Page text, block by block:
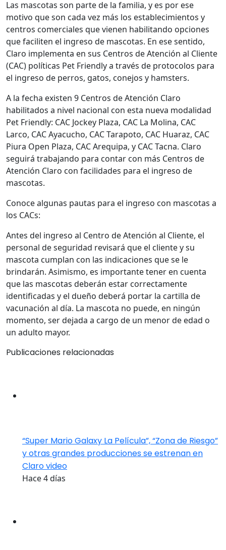
Las mascotas son parte de la familia, y es por ese
motivo que son cada vez más los establecimientos y
centros comerciales que vienen habilitando opciones
que faciliten el ingreso de mascotas. En ese sentido,
Claro implementa en sus Centros de Atención al Cliente
(CAC) políticas Pet Friendly a través de protocolos para
el ingreso de perros, gatos, conejos y hamsters.
A la fecha existen 9 Centros de Atención Claro
habilitados a nivel nacional con esta nueva modalidad
Pet Friendly: CAC Jockey Plaza, CAC La Molina, CAC
Larco, CAC Ayacucho, CAC Tarapoto, CAC Huaraz, CAC
Piura Open Plaza, CAC Arequipa, y CAC Tacna. Claro
seguirá trabajando para contar con más Centros de
Atención Claro con facilidades para el ingreso de
mascotas.
Conoce algunas pautas para el ingreso con mascotas a
los CACs:
Antes del ingreso al Centro de Atención al Cliente, el
personal de seguridad revisará que el cliente y su
mascota cumplan con las indicaciones que se le
brindarán. Asimismo, es importante tener en cuenta
que las mascotas deberán estar correctamente
identificadas y el dueño deberá portar la cartilla de
vacunación al día. La mascota no puede, en ningún
momento, ser dejada a cargo de un menor de edad o
un adulto mayor.
Publicaciones relacionadas
“Super Mario Galaxy La Película”, “Zona de Riesgo”
y otras grandes producciones se estrenan en
Claro video
Hace 4 días